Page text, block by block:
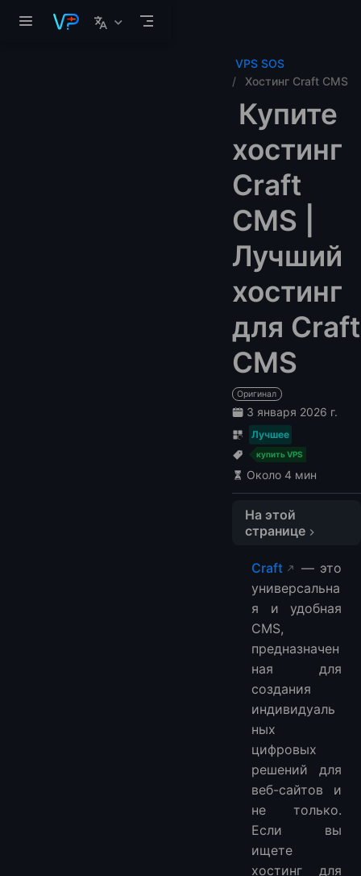
VPS SOS
Хостинг Craft CMS
Купите
хостинг
Craft
CMS |
Лучший
хостинг
для Craft
CMS
Оригинал
3 января 2026 г.
Лучшее
купить VPS
Около 4 мин
На этой
странице
1. Cloudzy
2. LightNode
3. A2 Hosting
FAQ
Больше FAQ
Craft
— это
универсальна
я и удобная
CMS,
предназначен
ная для
создания
индивидуаль
ных
цифровых
решений для
веб-сайтов и
не только.
Если вы
ищете
хостинг для